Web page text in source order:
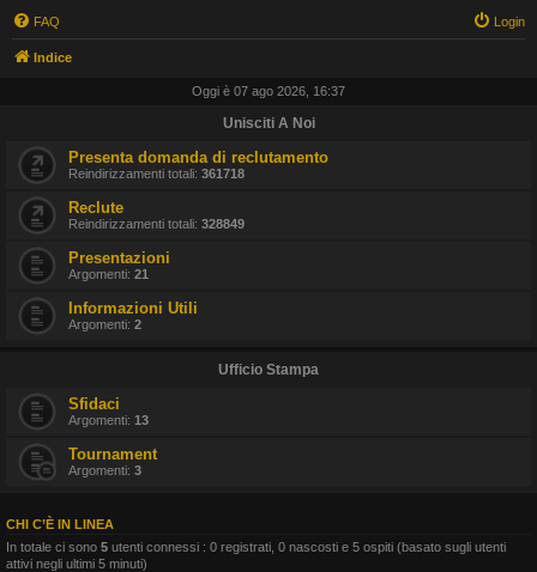
FAQ Login
Indice
Oggi è 07 ago 2026, 16:37
Unisciti A Noi
Presenta domanda di reclutamento
Reindirizzamenti totali: 361718
Reclute
Reindirizzamenti totali: 328849
Presentazioni
Argomenti: 21
Informazioni Utili
Argomenti: 2
Ufficio Stampa
Sfidaci
Argomenti: 13
Tournament
Argomenti: 3
CHI C’È IN LINEA
In totale ci sono 5 utenti connessi : 0 registrati, 0 nascosti e 5 ospiti (basato sugli utenti
attivi negli ultimi 5 minuti)